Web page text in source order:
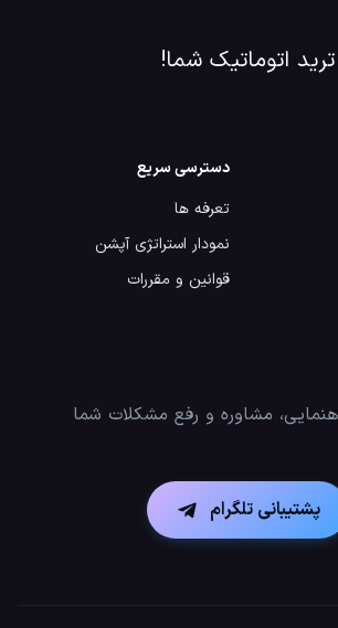
اتوماتیک شما!
دسترسی سریع
تعرفه ها
نمودار استراتژی آپشن
قوانین و مقررات
مشاوره و رفع مشکلات شما
پشتیبانی تلگرام